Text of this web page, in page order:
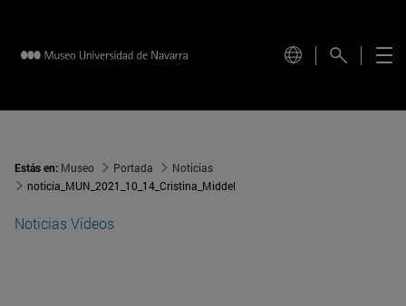
Estás en: Museo Portada
Noticias
noticia_MUN_2021_10_14_Cristina_Middel
Noticias Vídeos